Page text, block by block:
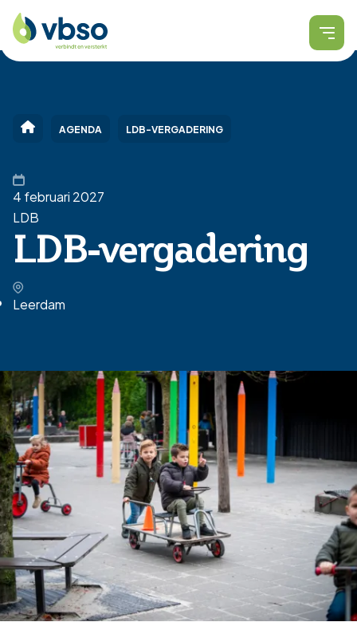
AGENDA LDB-VERGADERING
4 februari 2027
LDB
LDB-vergadering
Leerdam
Terug naar overzicht